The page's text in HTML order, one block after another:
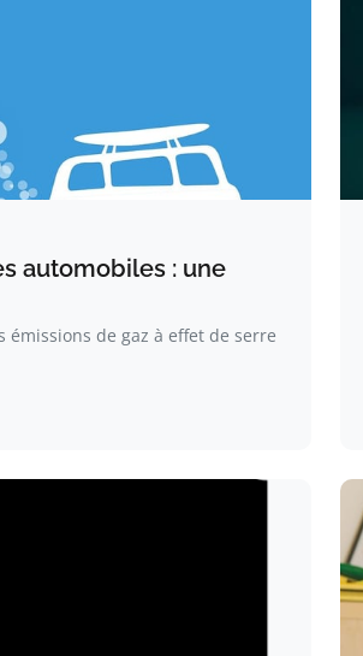
automobiles : une
émissions de gaz à effet de serre